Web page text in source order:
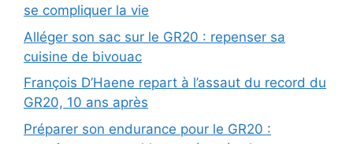
se compliquer la vie
Alléger son sac sur le GR20 : repenser sa
cuisine de bivouac
François D’Haene repart à l’assaut du record du
GR20, 10 ans après
Préparer son endurance pour le GR20 :